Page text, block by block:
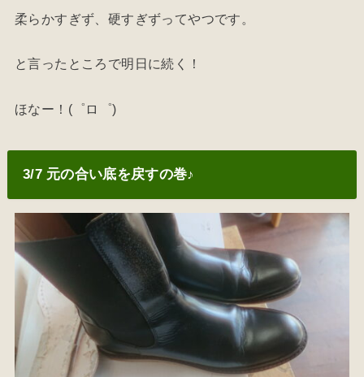
柔らかすぎず、硬すぎずってやつです。
と言ったところで明日に続く！
ほなー！(゜ロ゜)
3/7 元の合い底を戻すの巻♪